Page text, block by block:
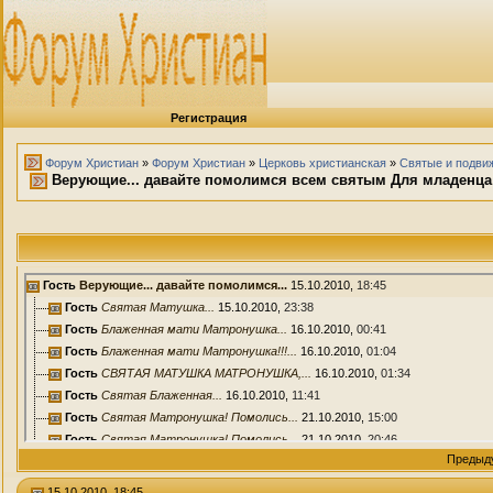
Регистрация
Форум Христиан » Форум Христиан » Церковь христианская » Святые и
Верующие... давайте помолимся всем святым Для
Гость Верующие... давайте помолимся... 15.10.2010, 18:45
Гость Святая Матушка... 15.10.2010, 23:38
Гость Блаженная мати Матронушка... 16.10.2010, 00:41
Гость Блаженная мати Матронушка!!!... 16.10.2010, 01:04
Гость СВЯТАЯ МАТУШКА МАТРОНУШКА,... 16.10.2010, 01:34
Гость Святая Блаженная... 16.10.2010, 11:41
Гость Святая Матронушка! Помолись... 21.10.2010, 15:00
Гость Святая Матронушка! Помолись... 21.10.2010, 20:46
Гость Святая Матушка...22.10.2010,17:51